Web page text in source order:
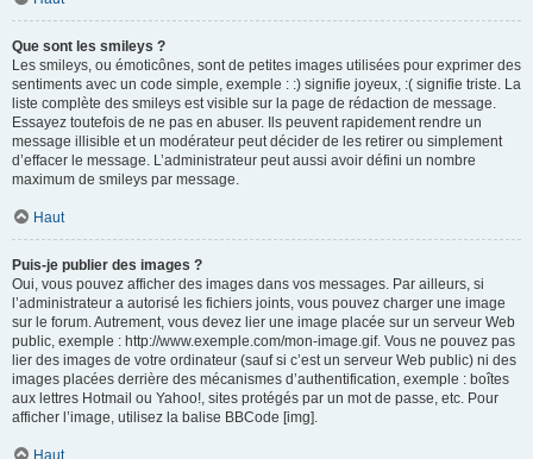
Que sont les smileys ?
Les smileys, ou émoticônes, sont de petites images utilisées pour exprimer des
sentiments avec un code simple, exemple : :) signifie joyeux, :( signifie triste. La
liste complète des smileys est visible sur la page de rédaction de message.
Essayez toutefois de ne pas en abuser. Ils peuvent rapidement rendre un
message illisible et un modérateur peut décider de les retirer ou simplement
d’effacer le message. L’administrateur peut aussi avoir défini un nombre
maximum de smileys par message.
Haut
Puis-je publier des images ?
Oui, vous pouvez afficher des images dans vos messages. Par ailleurs, si
l’administrateur a autorisé les fichiers joints, vous pouvez charger une image
sur le forum. Autrement, vous devez lier une image placée sur un serveur Web
public, exemple : http://www.exemple.com/mon-image.gif. Vous ne pouvez pas
lier des images de votre ordinateur (sauf si c’est un serveur Web public) ni des
images placées derrière des mécanismes d’authentification, exemple : boîtes
aux lettres Hotmail ou Yahoo!, sites protégés par un mot de passe, etc. Pour
afficher l’image, utilisez la balise BBCode [img].
Haut